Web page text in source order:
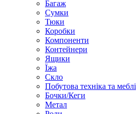
Багаж
Сумки
Тюки
Коробки
Компоненти
Контейнери
Ящики
Їжа
Скло
Побутова техніка та меблі
Бочки/Кеги
Метал